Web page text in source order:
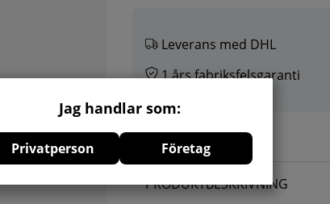
Jag handlar som:
Privatperson Företag
Leverans med DHL
1 års fabriksfelsgaranti
Lägg i önskelistan
PRODUKTBESKRIVNING